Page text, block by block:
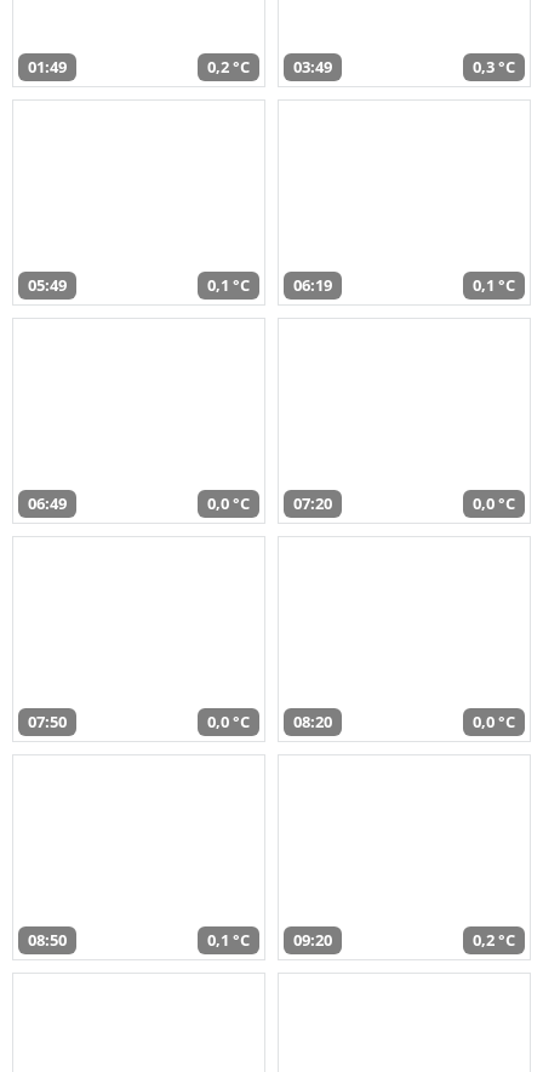
01:49 0,2 °C 03:49 0,3 °C
05:49 0,1 °C 06:19 0,1 °C
06:49 0,0 °C 07:20 0,0 °C
07:50 0,0 °C 08:20 0,0 °C
08:50 0,1 °C 09:20 0,2 °C